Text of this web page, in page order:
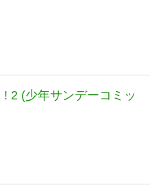
2 (少年サンデーコミッ